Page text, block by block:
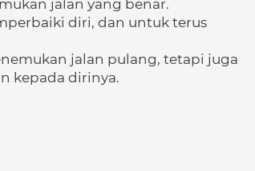
jalan yang benar.
diri, dan untuk terus
jalan pulang, tetapi juga
kepada dirinya.